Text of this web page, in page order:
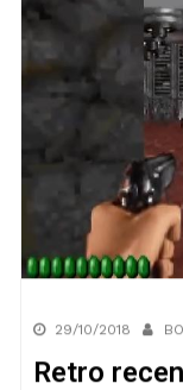
29/10/2018
Retro